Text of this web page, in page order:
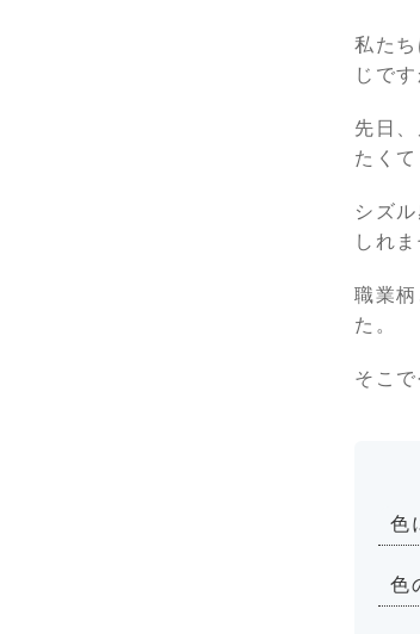
私た
じです
先日
たく
シズ
しれま
職業
た。
そこ
色
色